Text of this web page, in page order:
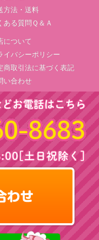
方法・送料
ある質問Ｑ＆Ａ
について
イバシーポリシー
商取引法に基づく表記
い合わせ